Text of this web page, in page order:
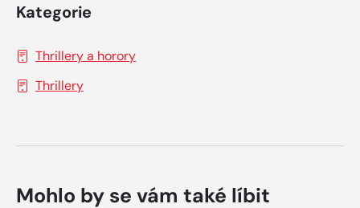
Kategorie
Thrillery a horory
Thrillery
Mohlo by se vám také líbit